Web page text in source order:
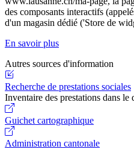
des composants interactifs
d'un magasin dédié ('Store de
En savoir plus
Autres sources d'information
Recherche de prestations sociales
Inventaire des prestations dans le
Guichet cartographique
Administration cantonale